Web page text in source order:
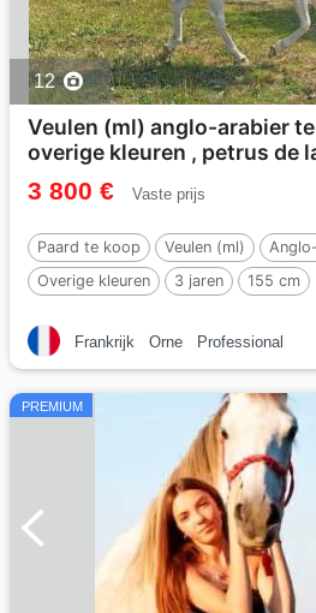
12
Veulen (ml) anglo-arabier
overige kleuren , petrus de
3 800 € Vaste prijs
Paard te koop Veulen (ml)
Overige kleuren
3 jaren
155 cm
Frankrijk
Orne Professional
PREMIUM